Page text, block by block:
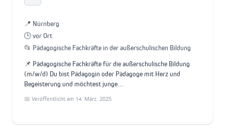
📍 Nürnberg
🕒 vor Ort
📂 Pädagogische Fachkräfte in der außerschulischen Bildung
📌 Pädagogische Fachkräfte für die außerschulische Bildung
(m/w/d) Du bist Pädagogin oder Pädagoge mit Herz und
Begeisterung und möchtest junge…
📅 Veröffentlicht am 14. März. 2025